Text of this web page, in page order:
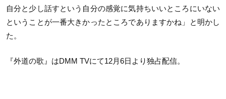
自分と少し話すという自分の感覚に気持ちいいところにいない
ということが一番大きかったところでありますかね」と明かし
た。
『外道の歌』はDMM TVにて12月6日より独占配信。